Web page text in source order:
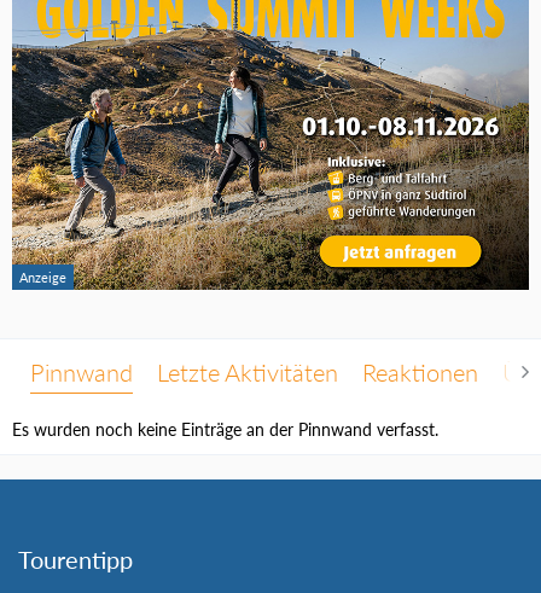
Pinnwand Letzte Aktivitäten Reaktionen
Es wurden noch keine Einträge an der Pinnwand verfasst.
Tourentipp